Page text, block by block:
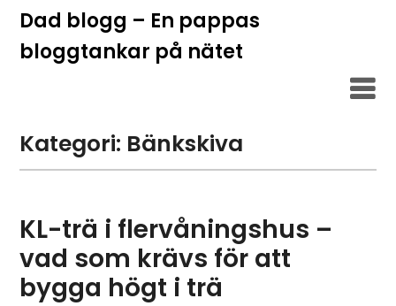
Hoppa
innehåll
Dad blogg – En pappas
bloggtankar på nätet
Kategori: Bänkskiva
KL-trä i flervåningshus –
vad som krävs för att
bygga högt i trä